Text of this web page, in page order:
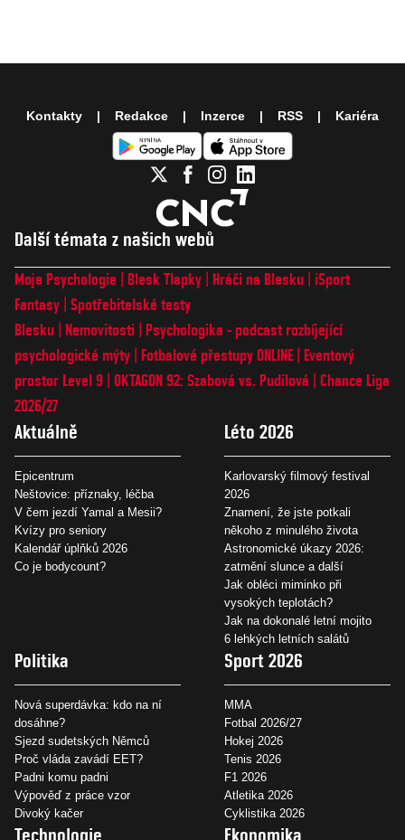
Další témata z našich webů
Moje Psychologie Blesk Tlapky Hráči na Blesku
iSport
Fantasy Spotřebitelské testy
Blesku
Nemovitosti
Psychologika - podcast rozbíjející
psychologické mýty
Fotbalové přestupy ONLINE
Eventový
prostor Level 9 OKTAGON 92: Szabová vs. Pudilová
Chance Liga
2026/27
Aktuálně
Epicentrum
Neštovice: příznaky, léčba
V čem jezdí Yamal a Mesii?
Kvízy pro seniory
Kalendář úplňků 2026
Co je bodycount?
Léto 2026
Karlovarský filmový festival
2026
Znamení, že jste potkali
někoho z minulého života
Astronomické úkazy 2026:
zatmění slunce a další
Jak obléci miminko při
vysokých teplotách?
Jak na dokonalé letní mojito
6 lehkých letních salátů
Politika
Nová superdávka: kdo na ní
dosáhne?
Sjezd sudetských Němců
Proč vláda zavádí EET?
Padni komu padni
Výpověď z práce vzor
Divoký kačer
Sport 2026
MMA
Fotbal 2026/27
Hokej 2026
Tenis 2026
F1 2026
Atletika 2026
Cyklistika 2026
Technologie Ekonomika
Kontakty Redakce Inzerce RSS Kariéra